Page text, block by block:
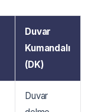
Duvar
Kumandalı
(DK)
Duvar